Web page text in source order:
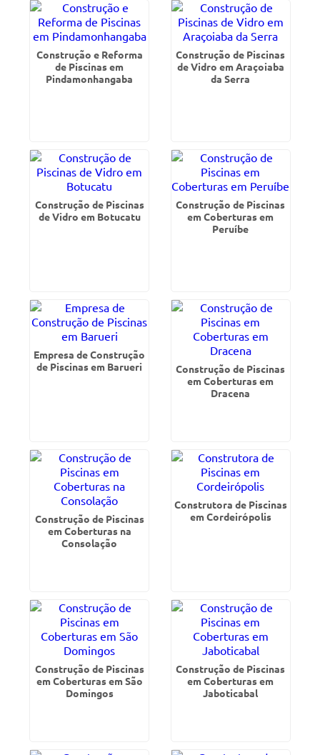
Construção e Reforma
de Piscinas em
Pindamonhangaba
Construção de Piscinas
de Vidro em Araçoiaba
da Serra
Construção de Piscinas
de Vidro em Botucatu
Construção de Piscinas
em Coberturas em
Peruíbe
Empresa de Construção
de Piscinas em Barueri
Construção de Piscinas
em Coberturas em
Dracena
Construção de Piscinas
em Coberturas na
Consolação
Construtora de Piscinas
em Cordeirópolis
Construção de Piscinas
em Coberturas em São
Domingos
Construção de Piscinas
em Coberturas em
Jaboticabal